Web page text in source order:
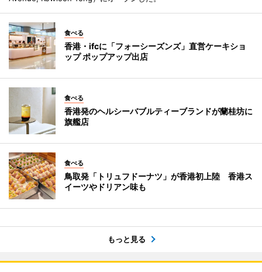
食べる
香港・ifcに「フォーシーズンズ」直営ケーキショ
ップ ポップアップ出店
食べる
香港発のヘルシーバブルティーブランドが蘭桂坊に
旗艦店
食べる
鳥取発「トリュフドーナツ」が香港初上陸 香港ス
イーツやドリアン味も
もっと見る